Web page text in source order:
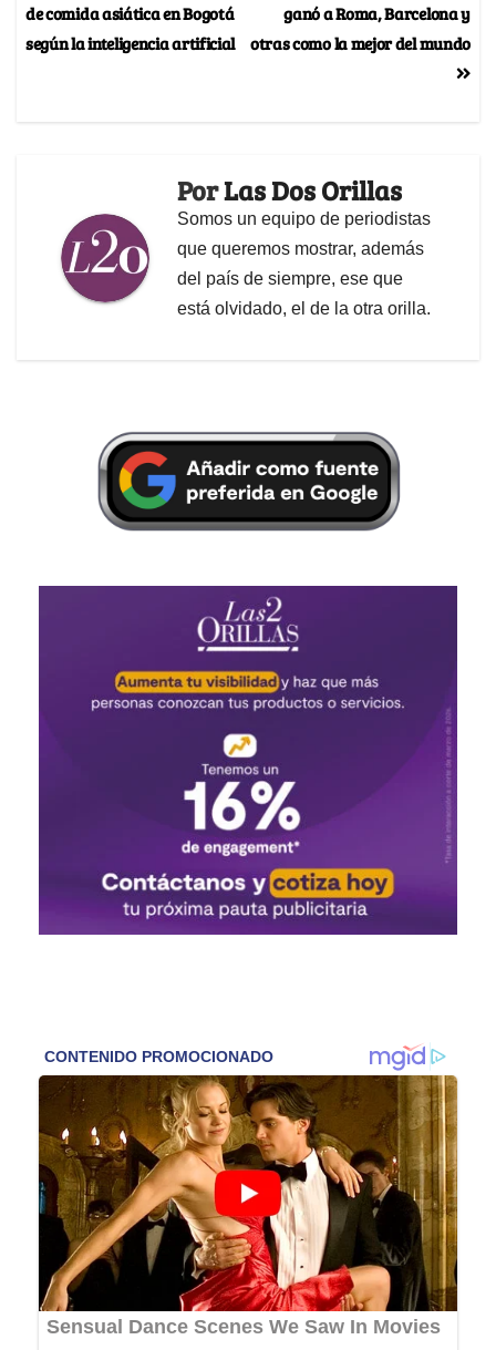
ganó a Roma, Barcelona y
otras como la mejor del mundo
de comida asiática en Bogotá
según la inteligencia artificial
PorLas Dos Orillas
Somos un equipo de periodistas
que queremos mostrar, además
del país de siempre, ese que
está olvidado, el de la otra orilla.